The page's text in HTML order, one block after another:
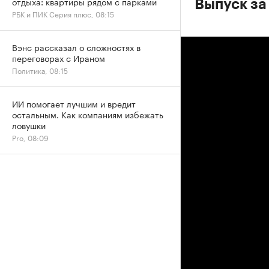
Выпуск
РБК и ПИК Серия плюс, 08:15
Вэнс рассказал о сложностях в
переговорах с Ираном
Политика, 08:15
ИИ помогает лучшим и вредит
остальным. Как компаниям избежать
ловушки
Pro, 08:09